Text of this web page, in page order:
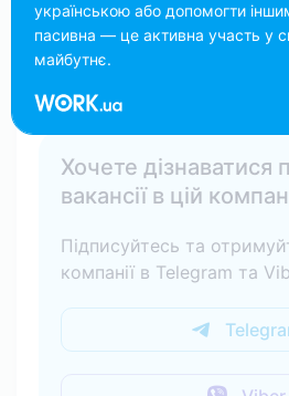
Оптова торгівля,
250–1000 співробітників
alter-s.com.ua
Хочете дізнаватися
вакансії в цій
Підписуйтесь та
компанії в Telegram та
українською або допомогти
пасивна — це активна участь у
майбутнє.
Work.ua